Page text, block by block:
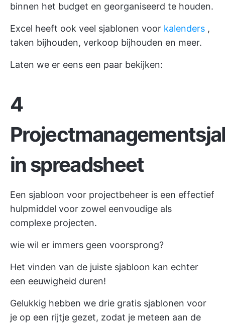
binnen het budget en georganiseerd te houden.
Excel heeft ook veel sjablonen voor kalenders ,
taken bijhouden, verkoop bijhouden en meer.
Laten we er eens een paar bekijken:
4
in spreadsheet
Een sjabloon voor projectbeheer is een effectief
hulpmiddel voor zowel eenvoudige als
complexe projecten.
wie wil er immers geen voorsprong?
Het vinden van de juiste sjabloon kan echter
een eeuwigheid duren!
Gelukkig hebben we drie gratis sjablonen voor
je op een rijtje gezet, zodat je meteen aan de